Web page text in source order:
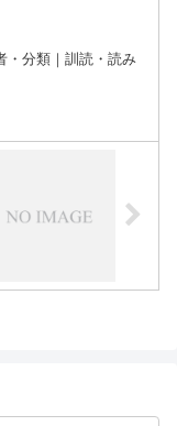
・分類｜訓読・読み